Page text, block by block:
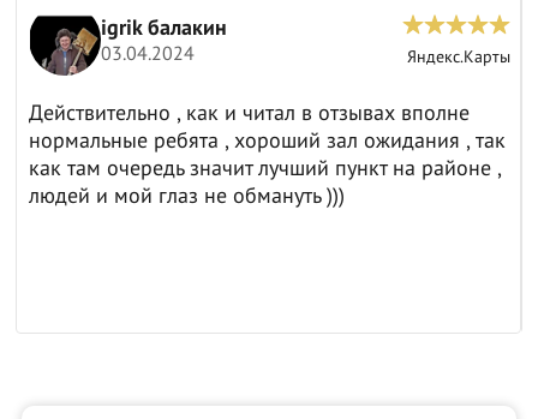
igrik балакин
03.04.2024 Яндекс.Карты
Действительно , как и читал в отзывах вполне
нормальные ребята , хороший зал ожидания , так
как там очередь значит лучший пункт на районе ,
людей и мой глаз не обмануть )))